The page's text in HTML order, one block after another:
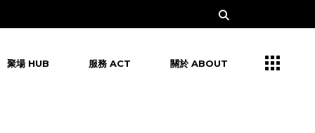
聚場 HUB 服務 ACT 關於 ABOUT